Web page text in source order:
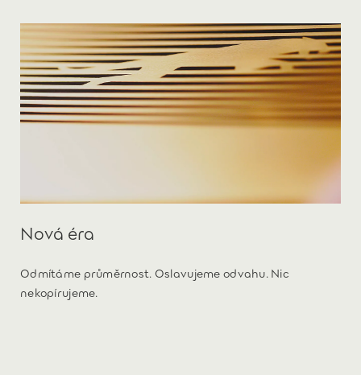
Nová éra
Odmítáme průměrnost. Oslavujeme odvahu. Nic
nekopírujeme.